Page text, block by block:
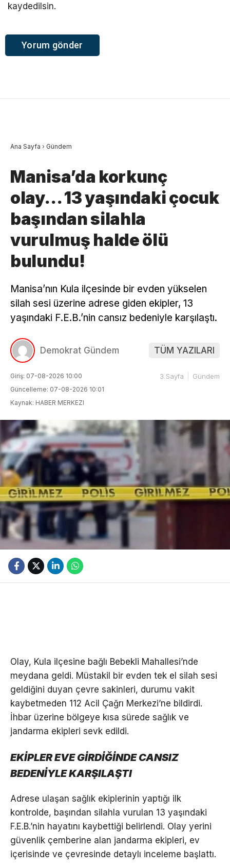
kaydedilsin.
Ana Sayfa › Gündem
Manisa’da korkunç
olay… 13 yaşındaki çocuk
başından silahla
vurulmuş halde ölü
bulundu!
Manisa’nın Kula ilçesinde bir evden yükselen
silah sesi üzerine adrese giden ekipler, 13
yaşındaki F.E.B.’nin cansız bedeniyle karşılaştı.
Demokrat Gündem TÜM YAZILARI
Giriş: 07-08-2026 10:00
Güncelleme: 07-08-2026 10:01
Kaynak: HABER MERKEZI
3.Sayfa Gündem
Olay, Kula ilçesine bağlı Bebekli Mahallesi’nde
meydana geldi. Müstakil bir evden tek el silah sesi
geldiğini duyan çevre sakinleri, durumu vakit
kaybetmeden 112 Acil Çağrı Merkezi’ne bildirdi.
İhbar üzerine bölgeye kısa sürede sağlık ve
jandarma ekipleri sevk edildi.
EKİPLER EVE GİRDİĞİNDE CANSIZ
BEDENİYLE KARŞILAŞTI
Adrese ulaşan sağlık ekiplerinin yaptığı ilk
kontrolde, başından silahla vurulan 13 yaşındaki
F.E.B.’nin hayatını kaybettiği belirlendi. Olay yerini
güvenlik çemberine alan jandarma ekipleri, ev
içerisinde ve çevresinde detaylı inceleme başlattı.